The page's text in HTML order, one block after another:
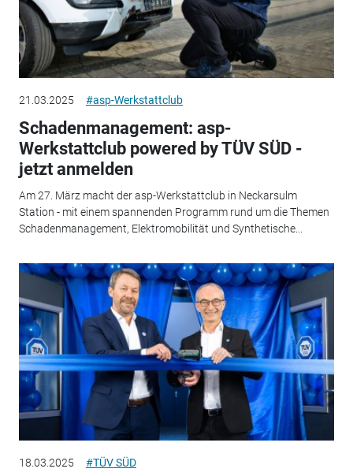
21.03.2025 #asp-Werkstattclub
Schadenmanagement: asp-
Werkstattclub powered by TÜV SÜD -
jetzt anmelden
Am 27. März macht der asp-Werkstattclub in Neckarsulm
Station - mit einem spannenden Programm rund um die Themen
Schadenmanagement, Elektromobilität und Synthetische...
18.03.2025 #TÜV SÜD